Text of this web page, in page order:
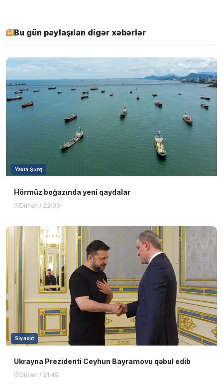
Bu gün paylaşılan digər xəbərlər
Yaxın Şərq
Hörmüz boğazında yeni qaydalar
Dünən / 22:09
Siyasət
Ukrayna Prezidenti Ceyhun Bayramovu qəbul edib
Dünən / 21:49